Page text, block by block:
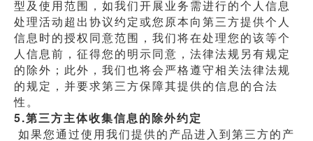
型及使用范围，如我们开展业务需进行的个人信息
处理活动超出协议约定或您原本向第三方提供个人
信息时的授权同意范围，我们将在处理您的该等个
人信息前，征得您的明示同意，法律法规另有规定
的除外；此外，我们也将会严格遵守相关法律法规
的规定，并要求第三方保障其提供的信息的合法
性。
5.第三方主体收集信息的除外约定